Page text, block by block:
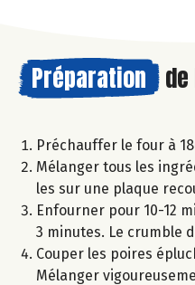
Préparation
Préchauffer le four à
Mélanger tous les
les sur une plaque
Enfourner pour 10-12
3 minutes. Le crumble
Couper les poires
Mélanger